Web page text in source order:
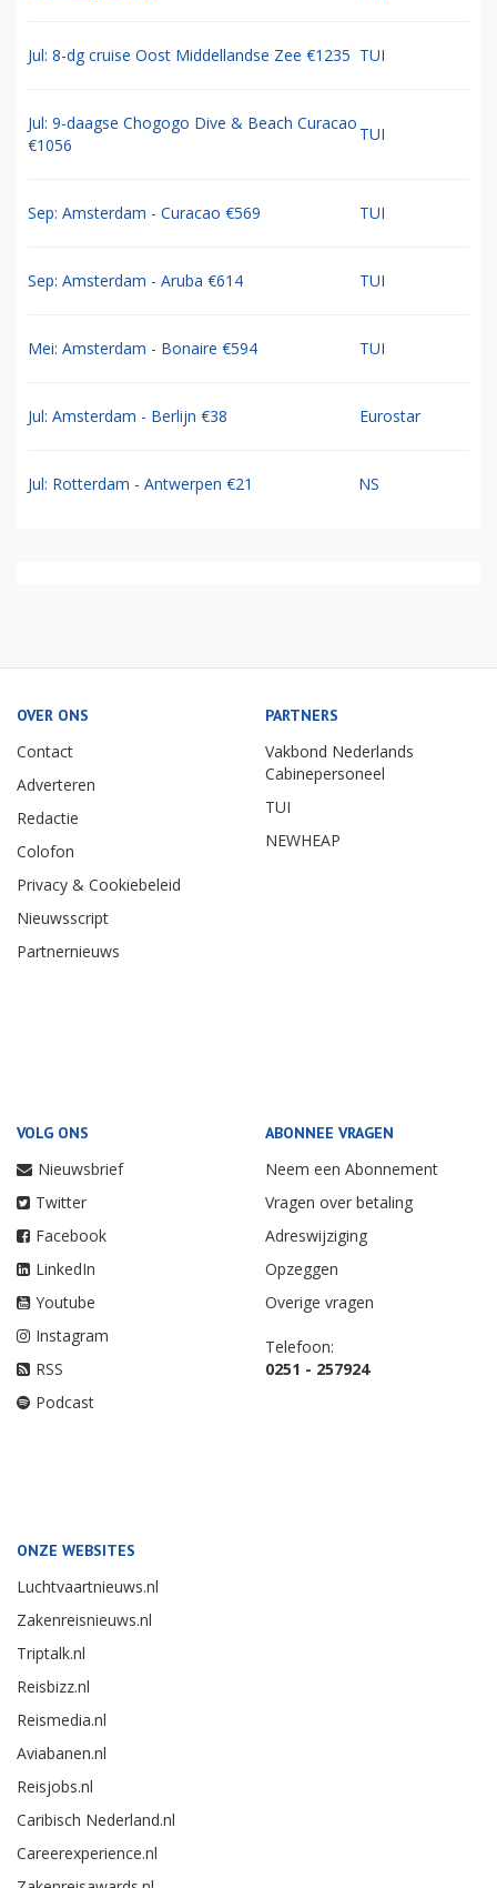
Jul: 8-dg cruise Oost Middellandse Zee €1235 TUI
Jul: 9-daagse Chogogo Dive & Beach Curacao
€1056
TUI
Sep: Amsterdam - Curacao €569 TUI
Sep: Amsterdam - Aruba €614 TUI
Mei: Amsterdam - Bonaire €594 TUI
Jul: Amsterdam - Berlijn €38 Eurostar
Jul: Rotterdam - Antwerpen €21 NS
OVER ONS
Contact
Adverteren
Redactie
Colofon
Privacy & Cookiebeleid
Nieuwsscript
Partnernieuws
PARTNERS
Vakbond Nederlands
Cabinepersoneel
TUI
NEWHEAP
VOLG ONS
Nieuwsbrief
Twitter
Facebook
LinkedIn
Youtube
Instagram
RSS
Podcast
ABONNEE VRAGEN
Neem een Abonnement
Vragen over betaling
Adreswijziging
Opzeggen
Overige vragen
Telefoon:
0251 - 257924
ONZE WEBSITES
Luchtvaartnieuws.nl
Zakenreisnieuws.nl
Triptalk.nl
Reisbizz.nl
Reismedia.nl
Aviabanen.nl
Reisjobs.nl
Caribisch Nederland.nl
Careerexperience.nl